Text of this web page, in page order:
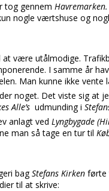
tog gennem
nogle værtshuse og
at være utålmodige.
I samme år
Man kunne ikke vente
noget. Det viste sig at
Alle’s udmunding i
anlagt ved Lyngbygade
man så tage en tur til
bagStefans Kirken førte
til at skrive: